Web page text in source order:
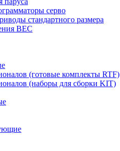
серво
стандартного размера
BEC
(готовые комплекты RTF)
(наборы для сборки KIT)